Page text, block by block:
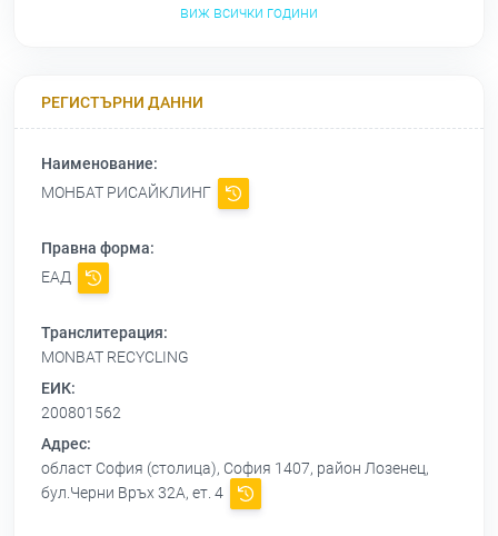
виж всички години
РЕГИСТЪРНИ ДАННИ
Наименование:
МОНБАТ РИСАЙКЛИНГ
Правна форма:
ЕАД
Транслитерация:
MONBAT RECYCLING
ЕИК:
200801562
Адрес:
област София (столица), София 1407, район Лозенец,
бул.Черни Връх 32А, ет. 4